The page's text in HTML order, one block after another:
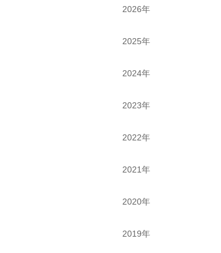
2026年
2025年
2024年
2023年
2022年
2021年
2020年
2019年